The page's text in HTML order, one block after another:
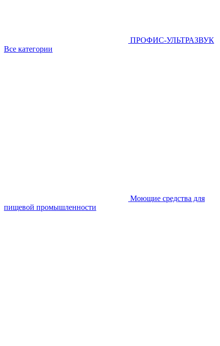
ПРОФИС-УЛЬТРАЗВУК
Все категории
Моющие средства для
пищевой промышленности